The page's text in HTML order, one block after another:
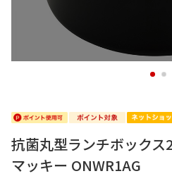
1 2
抗菌丸型ランチボック
マッキー ONWR1AG